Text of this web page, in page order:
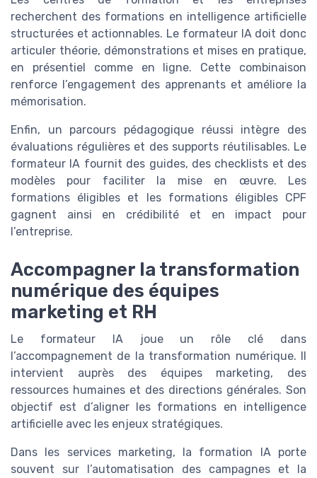
recherchent des formations en intelligence artificielle
structurées et actionnables. Le formateur IA doit donc
articuler théorie, démonstrations et mises en pratique,
en présentiel comme en ligne. Cette combinaison
renforce l’engagement des apprenants et améliore la
mémorisation.
Enfin, un parcours pédagogique réussi intègre des
évaluations régulières et des supports réutilisables. Le
formateur IA fournit des guides, des checklists et des
modèles pour faciliter la mise en œuvre. Les
formations éligibles et les formations éligibles CPF
gagnent ainsi en crédibilité et en impact pour
l’entreprise.
Accompagner la transformation
numérique des équipes
marketing et RH
Le formateur IA joue un rôle clé dans
l’accompagnement de la transformation numérique. Il
intervient auprès des équipes marketing, des
ressources humaines et des directions générales. Son
objectif est d’aligner les formations en intelligence
artificielle avec les enjeux stratégiques.
Dans les services marketing, la formation IA porte
souvent sur l’automatisation des campagnes et la